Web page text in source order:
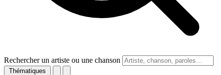
Rechercher un artiste ou une chanson
Thématiques